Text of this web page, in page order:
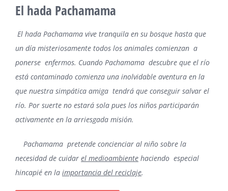
El hada Pachamama
El hada Pachamama vive tranquila en su bosque hasta que
un día misteriosamente todos los animales comienzan a
ponerse enfermos. Cuando Pachamama descubre que el río
está contaminado comienza una inolvidable aventura en la
que nuestra simpática amiga tendrá que conseguir salvar el
río. Por suerte no estará sola pues los niños participarán
activamente en la arriesgada misión.
Pachamama pretende concienciar al niño sobre la
necesidad de cuidar el medioambientehaciendo especial
hincapié en la importancia del reciclaje.